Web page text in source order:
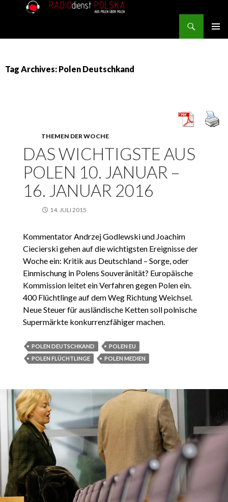
Tag Archives: Polen Deutschkand
THEMEN DER WOCHE
DAS WICHTIGSTE AUS
POLEN 10. JANUAR –
16. JANUAR 2016
14. JULI 2015
Kommentator Andrzej Godlewski und Joachim
Ciecierski gehen auf die wichtigsten Ereignisse der
Woche ein: Kritik aus Deutschland – Sorge, oder
Einmischung in Polens Souveränität? Europäische
Kommission leitet ein Verfahren gegen Polen ein.
400 Flüchtlinge auf dem Weg Richtung Weichsel.
Neue Steuer für ausländische Ketten soll polnische
Supermärkte konkurrenzfähiger machen.
POLEN DEUTSCHKAND
POLEN EU
POLEN FLÜCHTLINGE
POLEN MEDIEN